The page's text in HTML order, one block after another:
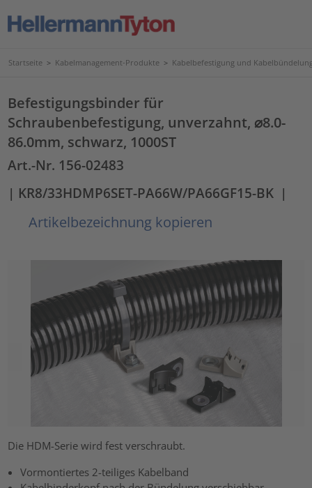
Startseite > Kabelmanagement-Produkte > Kabelbefestigung und
Befestigungsbinder für
Schraubenbefestigung, unverzahnt, ⌀8.0-
86.0mm, schwarz, 1000ST
Art.-Nr. 156-02483
| KR8/33HDMP6SET-PA66W/PA66GF15-BK |
Artikelbezeichnung kopieren
Die HDM-Serie wird fest verschraubt.
Vormontiertes 2-teiliges Kabelband